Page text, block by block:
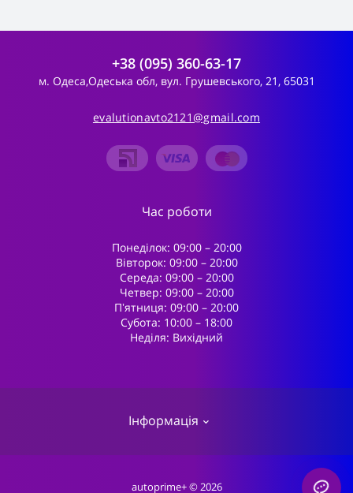
+38 (095) 360-63-17
м. Одеса,Одеська обл, вул. Грушевського, 21, 65031
evalutionavto2121@gmail.com
Інформація
Про магазин
Час роботи
Понеділок: 09:00 – 20:00
Вівторок: 09:00 – 20:00
Середа: 09:00 – 20:00
Четвер: 09:00 – 20:00
Пʼятниця: 09:00 – 20:00
Субота: 10:00 – 18:00
Неділя: Вихідний
autoprime+ © 2026